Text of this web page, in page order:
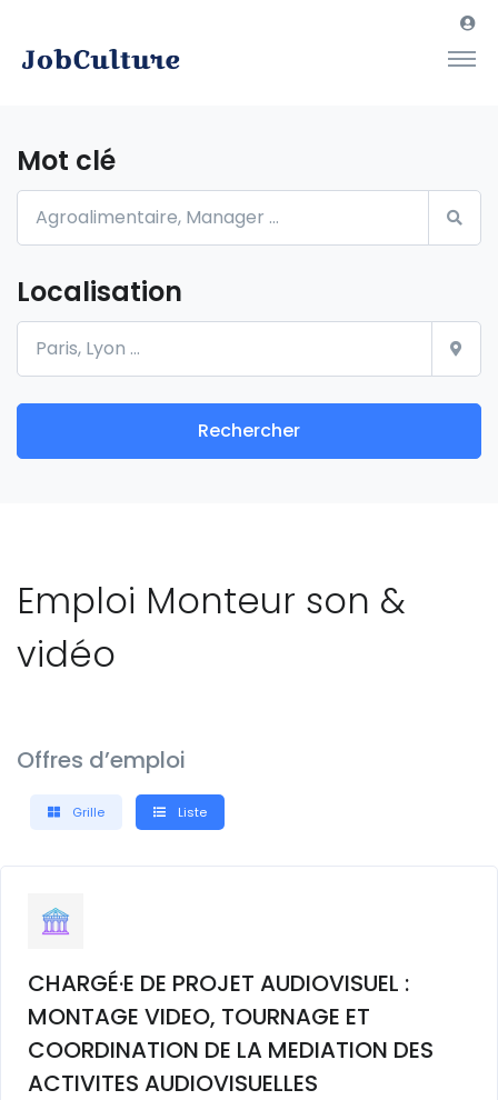
Mot clé
Localisation
Rechercher
Emploi Monteur son &
vidéo
Offres d’emploi
Grille Liste
CHARGÉ·E DE PROJET AUDIOVISUEL :
MONTAGE VIDEO, TOURNAGE ET
COORDINATION DE LA MEDIATION DES
ACTIVITES AUDIOVISUELLES